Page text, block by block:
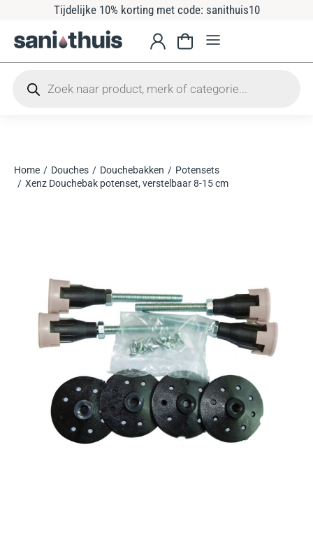
Tijdelijke 10% korting met code: sanithuis10
Je bent hier:
Home Douches Douchebakken
Potensets
Xenz Douchebak potenset, verstelbaar 8-15 cm